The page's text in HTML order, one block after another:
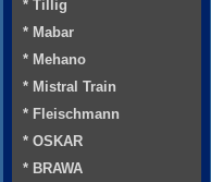
* Tillig
* Mabar
* Mehano
* Mistral Train
* Fleischmann
* OSKAR
* BRAWA